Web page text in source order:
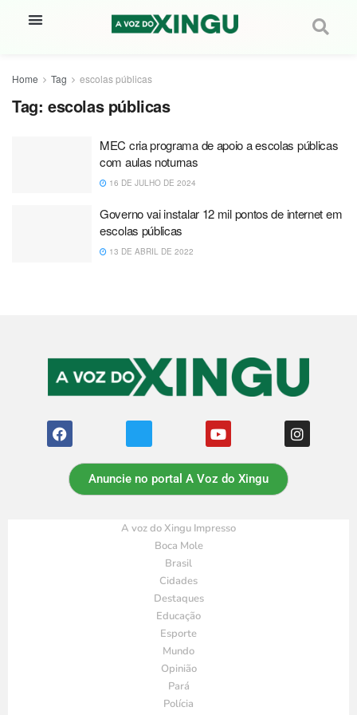
Home Tag escolas públicas
Tag: escolas públicas
MEC cria programa de apoio a escolas públicas
com aulas noturnas
16 DE JULHO DE 2024
Governo vai instalar 12 mil pontos de internet em
escolas públicas
13 DE ABRIL DE 2022
Anuncie no portal A Voz do Xingu
A voz do Xingu Impresso
Boca Mole
Brasil
Cidades
Destaques
Educação
Esporte
Mundo
Opinião
Pará
Polícia